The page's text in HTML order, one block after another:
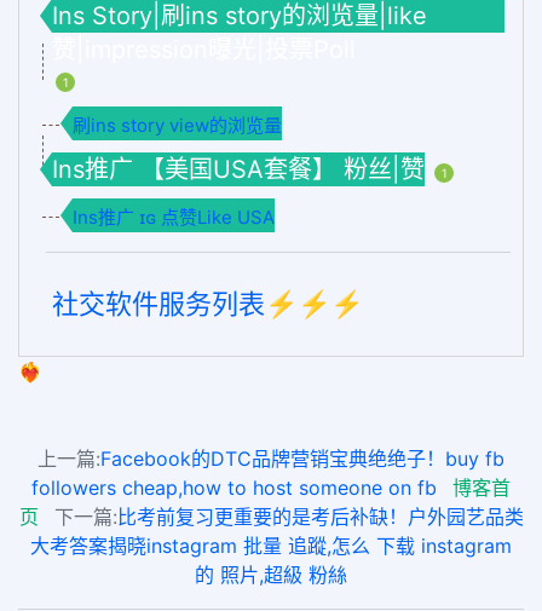
Ins Story|刷ins story的浏览量|like
1
刷ins story view的浏览量
Ins推广 【美国USA套餐】 粉丝|赞 1
Ins推广 ɪɢ 点赞Like USA
社交软件服务列表⚡️⚡️⚡️
❤️‍🔥
上一篇:Facebook的DTC品牌营销宝典绝绝子！buy fb
followers cheap,how to host someone on fb
博客首
页
下一篇: 比考前复习更重要的是考后补缺！户外园艺品类
大考答案揭晓instagram 批量 追蹤,怎么 下载 instagram
的 照片,超級 粉絲